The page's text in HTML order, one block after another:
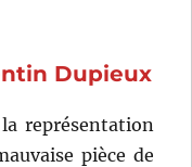
Dupieux
représentation
pièce de